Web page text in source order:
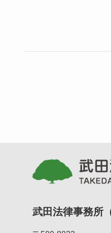
武田法律事務所